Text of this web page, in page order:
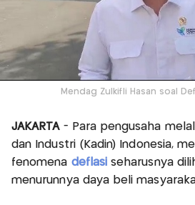
Mendag Zulkifli Hasan soal
JAKARTA- Para pengusaha
dan Industri (Kadin) Indonesia,
fenomena deflasiseharusnya
menurunnya daya beli